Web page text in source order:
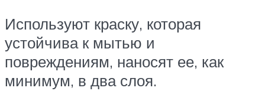
Используют краску, которая
устойчива к мытью и
повреждениям, наносят ее, как
минимум, в два слоя.